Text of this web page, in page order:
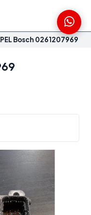
Bosch 0261207969